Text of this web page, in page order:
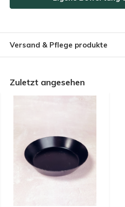
Versand & Pflege produkte
Zuletzt angesehen